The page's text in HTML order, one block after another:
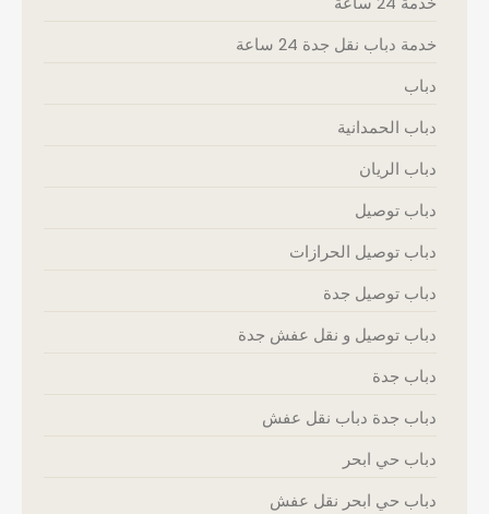
خدمة دباب نقل جدة 24 ساعة
دباب
دباب الحمدانية
دباب الريان
دباب توصيل
دباب توصيل الحرازات
دباب توصيل جدة
دباب توصيل و نقل عفش جدة
دباب جدة
دباب جدة دباب نقل عفش
دباب حي ابحر
دباب حي ابحر نقل عفش